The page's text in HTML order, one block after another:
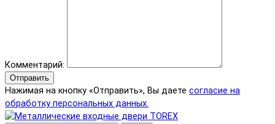
Комментарий:
Отправить
Нажимая на кнопку «Отправить», Вы даете согласие на
обработку персональных данных.